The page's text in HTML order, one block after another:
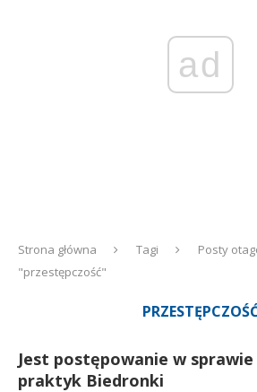
ad
Strona główna Tagi
Posty
"przestępczość"
Jest postępowanie w sprawie
praktyk Biedronki